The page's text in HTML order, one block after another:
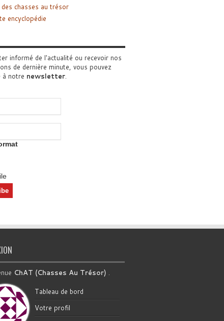
chasses au trésor
encyclopédie
informé de l'actualité ou recevoir nos
de dernière minute, vous pouvez
à notre newsletter.
ChAT (Chasses Au Trésor) .
Tableau de bord
Votre profil